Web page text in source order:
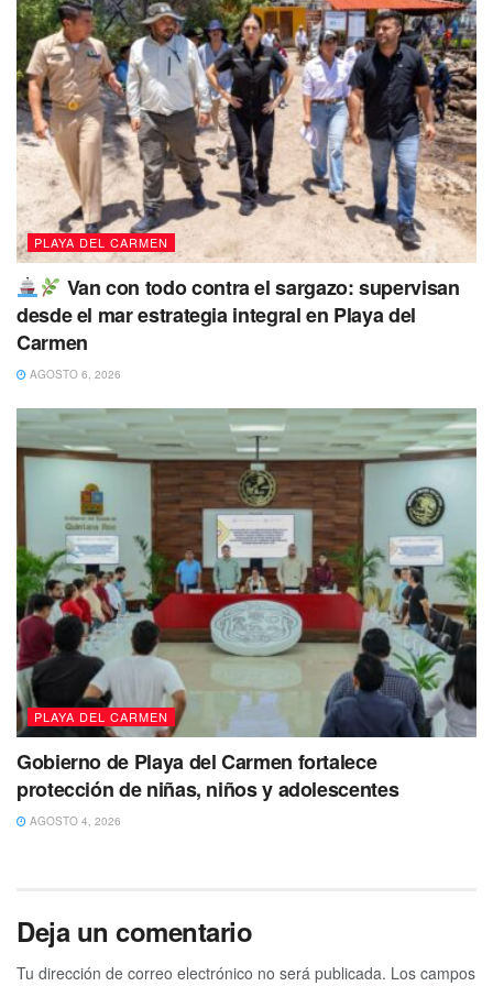
PLAYA DEL CARMEN
Van con todo contra el sargazo: supervisan
desde el mar estrategia integral en Playa del
Carmen
AGOSTO 6, 2026
PLAYA DEL CARMEN
Gobierno de Playa del Carmen fortalece
protección de niñas, niños y adolescentes
AGOSTO 4, 2026
Deja un comentario
Tu dirección de correo electrónico no será publicada. Los campos